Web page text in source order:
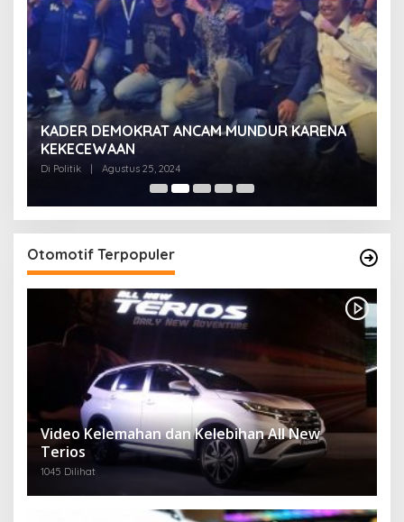
KADER DEMOKRAT ANCAM MUNDUR KARENA
KEKECEWAAN
Di Politik Agustus 25, 2024
Otomotif Terpopuler
Video Kelemahan dan Kelebihan All New
Terios
1045 Dilihat